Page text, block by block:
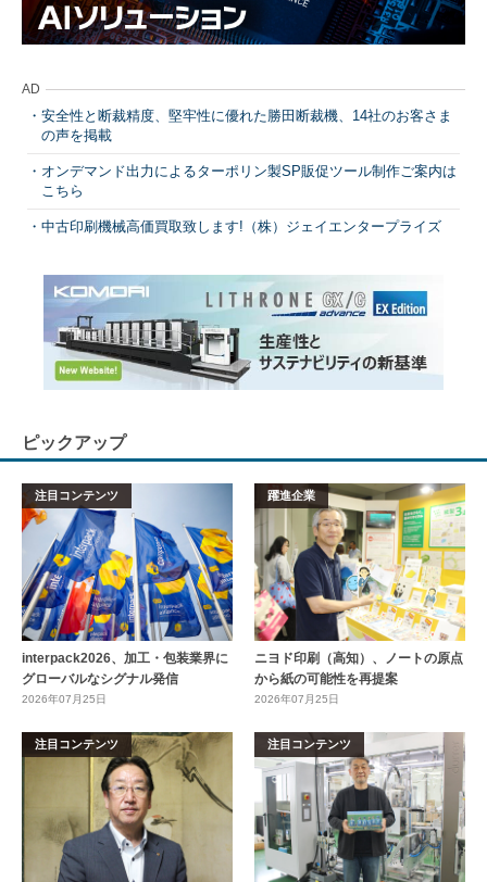
AD
安全性と断裁精度、堅牢性に優れた勝田断裁機、14社のお客さま
の声を掲載
オンデマンド出力によるターポリン製SP販促ツール制作ご案内は
こちら
中古印刷機械高価買取致します!（株）ジェイエンタープライズ
ピックアップ
注目コンテンツ
interpack2026、加工・包装業界に
グローバルなシグナル発信
2026年07月25日
躍進企業
ニヨド印刷（高知）、ノートの原点
から紙の可能性を再提案
2026年07月25日
注目コンテンツ 注目コンテンツ